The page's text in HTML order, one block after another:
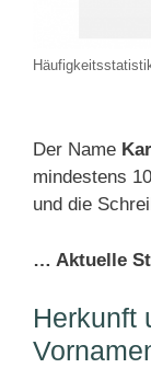
Der Name
mindestens
und die
… Aktuelle
Herkunft